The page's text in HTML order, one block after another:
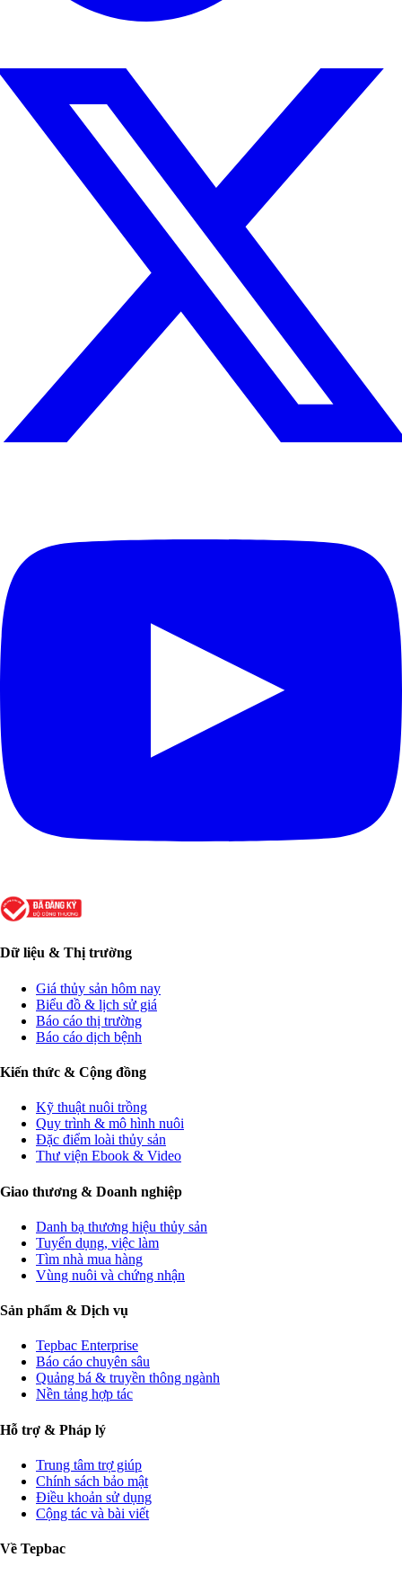
Dữ liệu & Thị trường
Giá thủy sản hôm nay
Biểu đồ & lịch sử giá
Báo cáo thị trường
Báo cáo dịch bệnh
Kiến thức & Cộng đồng
Kỹ thuật nuôi trồng
Quy trình & mô hình nuôi
Đặc điểm loài thủy sản
Thư viện Ebook & Video
Giao thương & Doanh nghiệp
Danh bạ thương hiệu thủy sản
Tuyển dụng, việc làm
Tìm nhà mua hàng
Vùng nuôi và chứng nhận
Sản phẩm & Dịch vụ
Tepbac Enterprise
Báo cáo chuyên sâu
Quảng bá & truyền thông ngành
Nền tảng hợp tác
Hỗ trợ & Pháp lý
Trung tâm trợ giúp
Chính sách bảo mật
Điều khoản sử dụng
Cộng tác và bài viết
Về Tepbac